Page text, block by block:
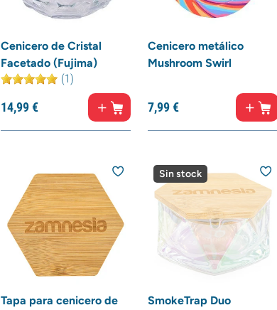
Cenicero de Cristal
Facetado (Fujima)
(1)
14,99€
Cenicero metálico
Mushroom Swirl
7,99€
Tapa para cenicero de
Sin stock
SmokeTrap Duo